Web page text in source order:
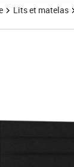
Lits et matelas